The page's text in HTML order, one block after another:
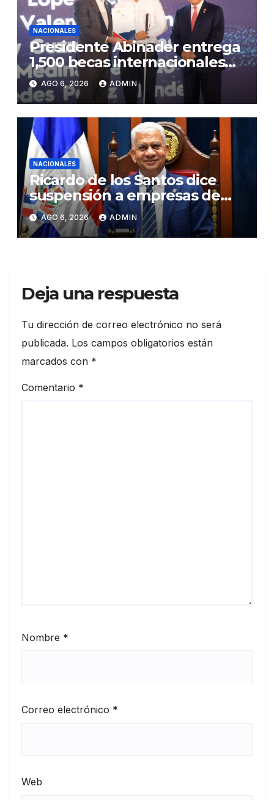
NACIONALES
Presidente Abinader entrega
1,500 becas internacionales
para cursar programas de
especialización, maestrías y
doctorados en universidades
del extranjero
AGO 6, 2026 ADMIN
NACIONALES
Ricardo de los Santos dice
suspensión a empresas de
senadores no es una sanción
AGO 6, 2026 ADMIN
Deja una respuesta
Tu dirección de correo electrónico no será
publicada. Los campos obligatorios están
marcados con *
Comentario *
Nombre *
Correo electrónico *
Web